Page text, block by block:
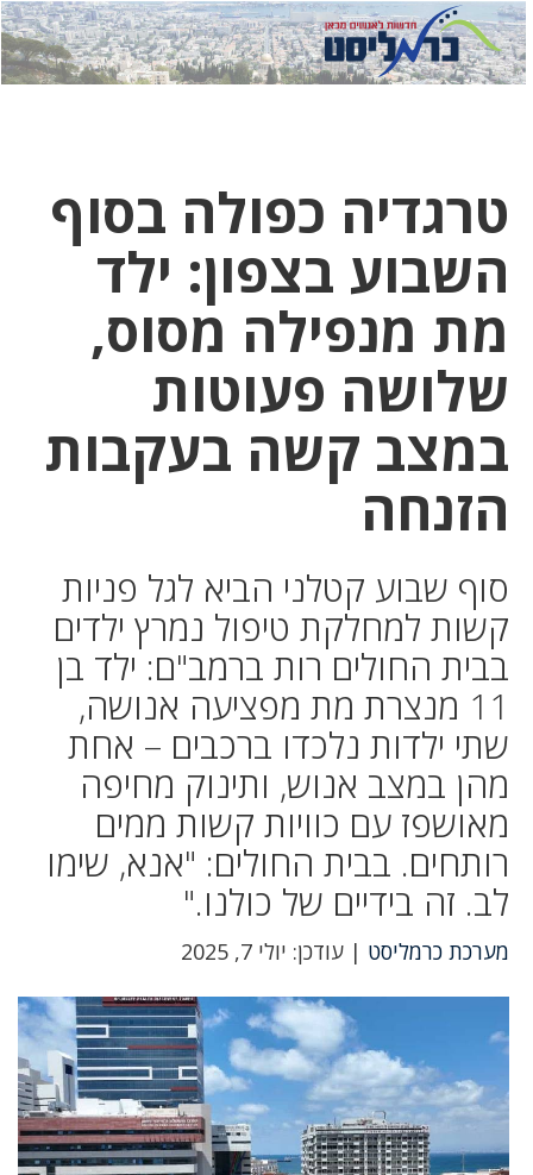
לחץ
כאן
לחץ
כדי
טרגדיה כפולה בסוף
השבוע בצפון: ילד
מת מנפילה מסוס,
שלושה פעוטות
במצב קשה בעקבות
הזנחה
סוף שבוע קטלני הביא לגל פניות
קשות למחלקת טיפול נמרץ ילדים
בבית החולים רות ברמב"ם: ילד בן
11 מנצרת מת מפציעה אנושה,
שתי ילדות נלכדו ברכבים – אחת
מהן במצב אנוש, ותינוק מחיפה
מאושפז עם כוויות קשות ממים
רותחים. בבית החולים: "אנא, שימו
לב. זה בידיים של כולנו."
מערכת כרמליסט | עודכן: יולי 7, 2025